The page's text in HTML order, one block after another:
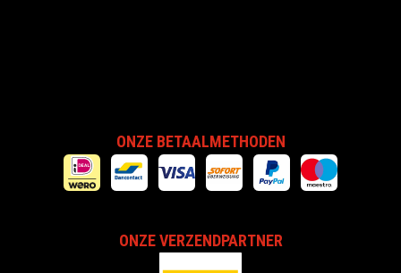
ONZE BETAALMETHODEN
ONZE VERZENDPARTNER